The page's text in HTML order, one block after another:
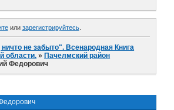
или зарегистрируйтесь.
не забыто". Всенародная Книга
области. » Пачелмский район
Федорович